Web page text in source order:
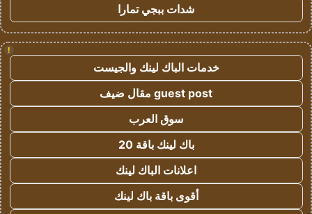
شدات ببجي تمارا
!
خدمات الباك لينك والجيست
guest post مقال ضيف
سوق العرب
باك لينك باقة 20
اعلانات الباك لينك
أقوى باقة باك لينك